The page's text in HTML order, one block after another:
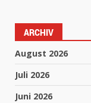
ARCHIV
August 2026
Juli 2026
Juni 2026